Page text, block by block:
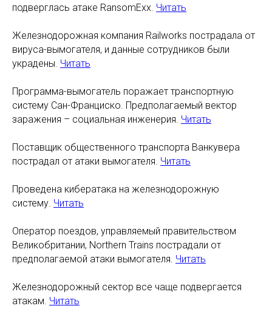
подверглась атаке RansomExx. Читать
Железнодорожная компания Railworks пострадала от
вируса-вымогателя, и данные сотрудников были
украдены. Читать
Программа-вымогатель поражает транспортную
систему Сан-Франциско. Предполагаемый вектор
заражения – социальная инженерия. Читать
Поставщик общественного транспорта Ванкувера
пострадал от атаки вымогателя. Читать
Проведена кибератака на железнодорожную
систему. Читать
Оператор поездов, управляемый правительством
Великобритании, Northern Trains пострадали от
предполагаемой атаки вымогателя. Читать
Железнодорожный сектор все чаще подвергается
атакам. Читать